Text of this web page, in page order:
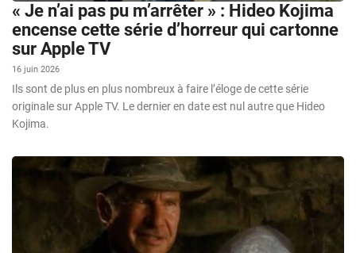
« Je n’ai pas pu m’arrêter » : Hideo Kojima
encense cette série d’horreur qui cartonne
sur Apple TV
16 juin 2026
Ils sont de plus en plus nombreux à faire l’éloge de cette série
originale sur Apple TV. Le dernier en date est nul autre que Hideo
Kojima.